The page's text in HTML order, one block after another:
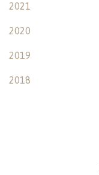
2021
2020
2019
2018